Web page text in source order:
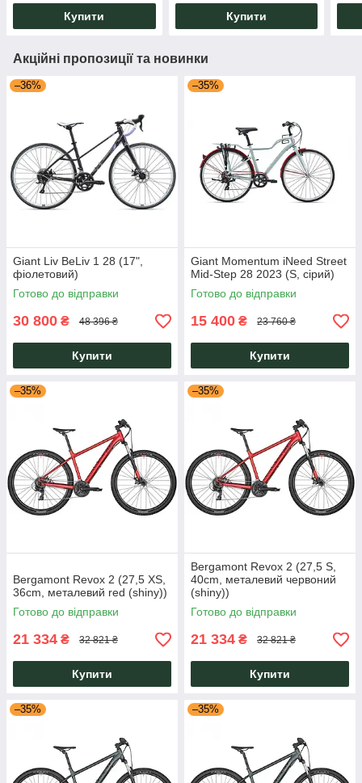
Купити Купити
Акційні пропозиції та новинки
–36%
Giant Liv BeLiv 1 28 (17",
фіолетовий)
Готово до відправки
30 800 ₴ 48 396 ₴
Купити
–35%
Giant Momentum iNeed Street
Mid-Step 28 2023 (S, сірий)
Готово до відправки
15 400 ₴ 23 760 ₴
Купити
–35%
Bergamont Revox 2 (27,5 XS,
36cm, металевий red (shiny))
Готово до відправки
21 334 ₴ 32 821 ₴
Купити
–35%
Bergamont Revox 2 (27,5 S,
40cm, металевий червоний
(shiny))
Готово до відправки
21 334 ₴ 32 821 ₴
Купити
–35% –35%